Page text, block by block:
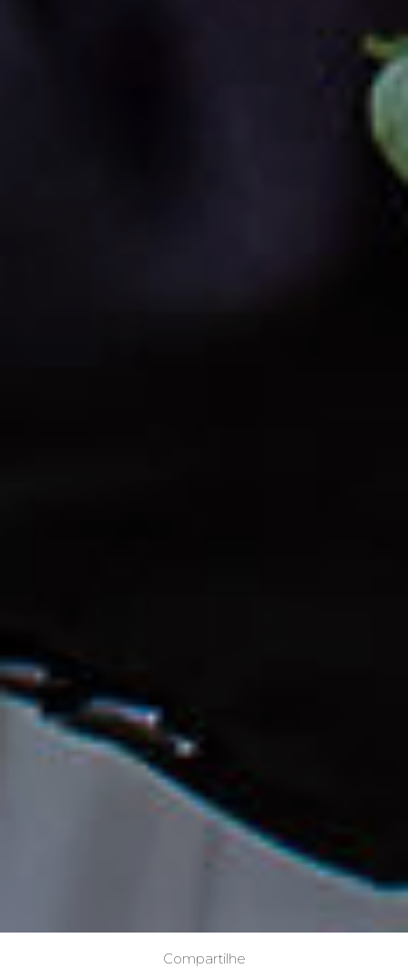
Compartilhe